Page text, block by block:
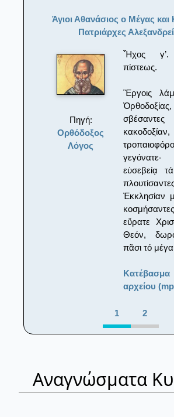
Άγιοι Αθανάσιος ο Μέγας και
Πατριάρχες
Πηγή:
Ορθόδοξος
Λόγος
Ἦχος γ’.
πίστεως.
Ἒργοις
σβέσαντες
κακοδοξίαν,
εὐσεβείᾳ
Ἐκκλησίαν
εὕρατε
Θεόν,
πᾶσι τό
Κατέβασμα
αρχείου
1 2
Αναγνώσματα